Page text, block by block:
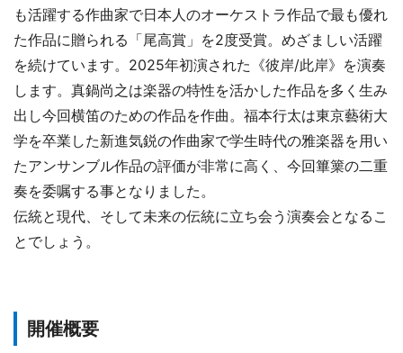
も活躍する作曲家で日本人のオーケストラ作品で最も優れ
た作品に贈られる「尾高賞」を2度受賞。めざましい活躍
を続けています。2025年初演された《彼岸/此岸》を演奏
します。真鍋尚之は楽器の特性を活かした作品を多く生み
出し今回横笛のための作品を作曲。福本行太は東京藝術大
学を卒業した新進気鋭の作曲家で学生時代の雅楽器を用い
たアンサンブル作品の評価が非常に高く、今回篳篥の二重
奏を委嘱する事となりました。
伝統と現代、そして未来の伝統に立ち会う演奏会となるこ
とでしょう。
開催概要